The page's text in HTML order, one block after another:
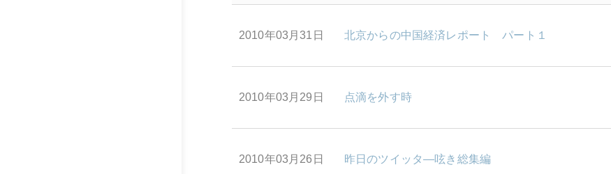
2010年03月31日 北京からの中国経済レポート パート１
2010年03月29日 点滴を外す時
2010年03月26日 昨日のツイッタ―呟き総集編